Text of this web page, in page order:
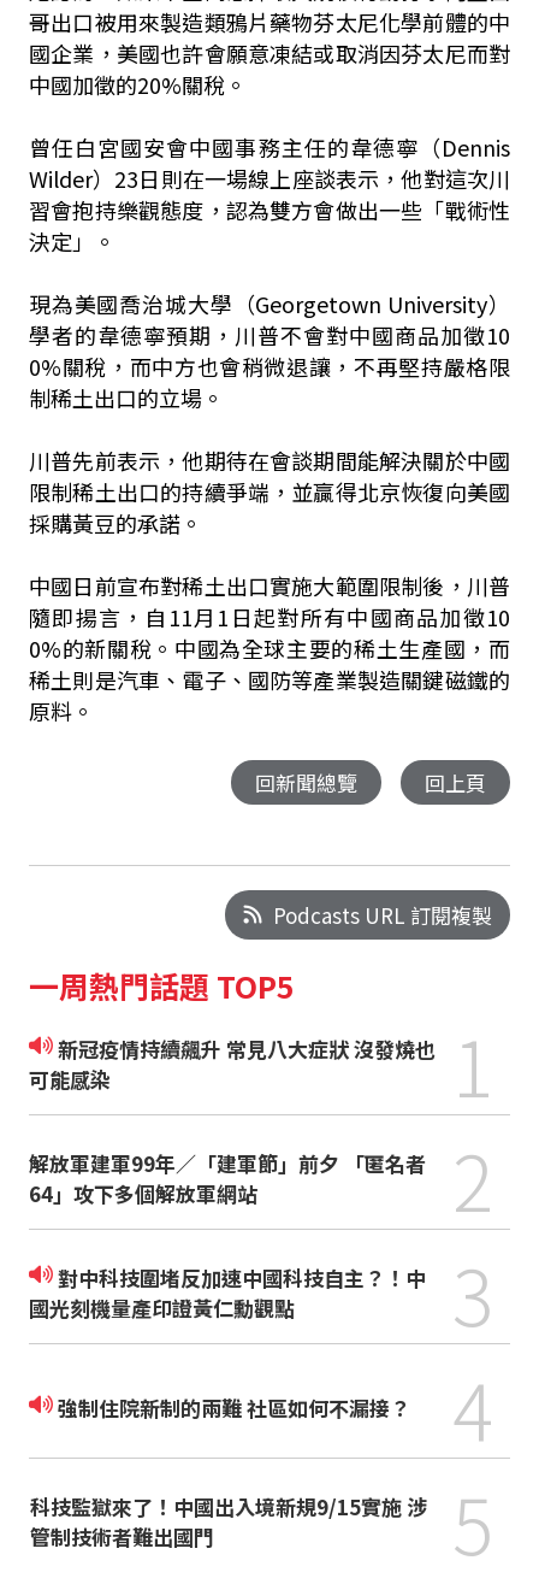
哥出口被用來製造類鴉片藥物芬太尼化學前體的中
國企業，美國也許會願意凍結或取消因芬太尼而對
中國加徵的20%關稅。
曾任白宮國安會中國事務主任的韋德寧（Dennis
Wilder）23日則在一場線上座談表示，他對這次川
習會抱持樂觀態度，認為雙方會做出一些「戰術性
決定」。
現為美國喬治城大學（Georgetown University）
學者的韋德寧預期，川普不會對中國商品加徵10
0%關稅，而中方也會稍微退讓，不再堅持嚴格限
制稀土出口的立場。
川普先前表示，他期待在會談期間能解決關於中國
限制稀土出口的持續爭端，並贏得北京恢復向美國
採購黃豆的承諾。
中國日前宣布對稀土出口實施大範圍限制後，川普
隨即揚言，自11月1日起對所有中國商品加徵10
0%的新關稅。中國為全球主要的稀土生產國，而
稀土則是汽車、電子、國防等產業製造關鍵磁鐵的
原料。
回新聞總覽 回上頁
Podcasts URL 訂閱複製
一周熱門話題 TOP5
新冠疫情持續飆升 常見八大症狀 沒發燒也
可能感染
1
解放軍建軍99年／「建軍節」前夕 「匿名者
64」攻下多個解放軍網站
2
對中科技圍堵反加速中國科技自主？！中
國光刻機量產印證黃仁勳觀點
3
強制住院新制的兩難 社區如何不漏接？ 4
科技監獄來了！中國出入境新規9/15實施 涉
管制技術者難出國門
5